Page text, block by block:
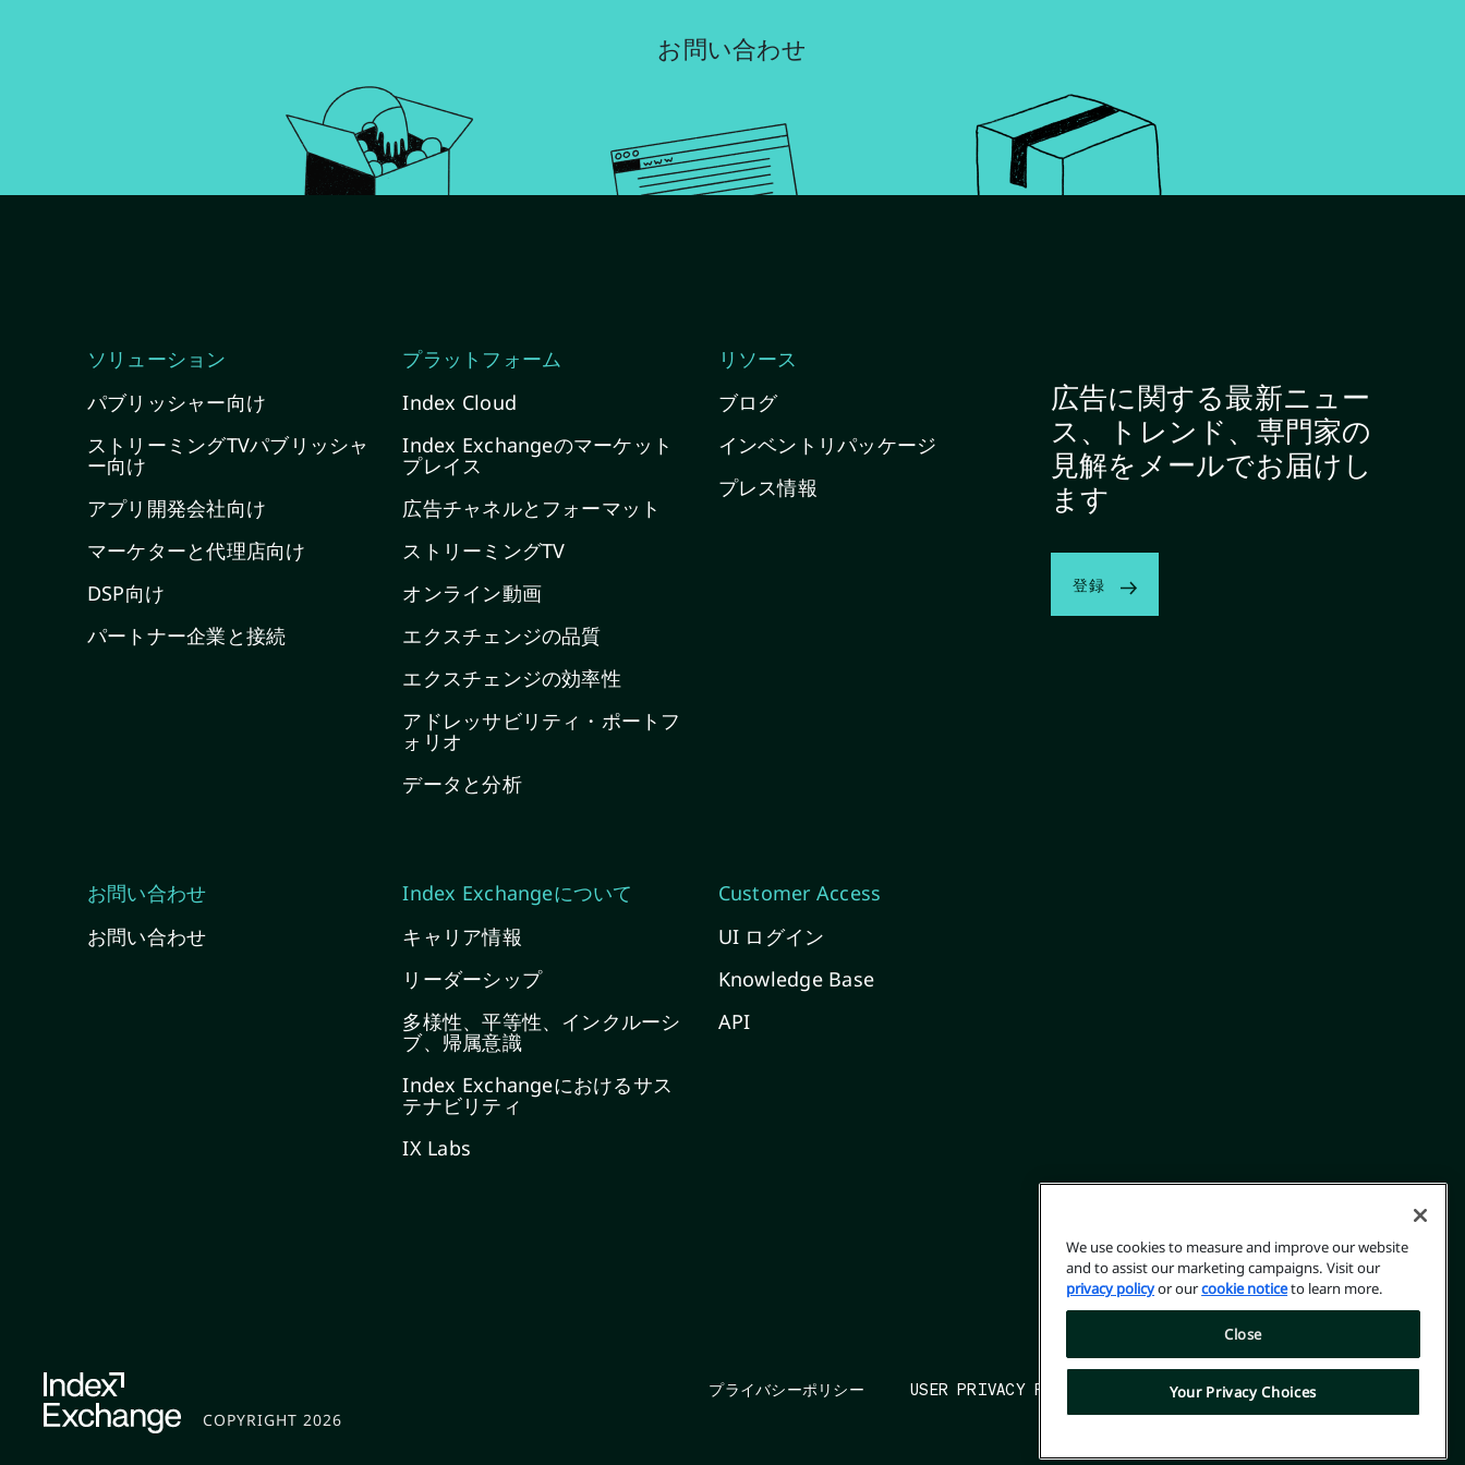
お問い合わせ
ソリューション
パブリッシャー向け
ストリーミングTVパブリッシャ
ー向け
アプリ開発会社向け
マーケターと代理店向け
DSP向け
パートナー企業と接続
プラットフォーム
Index Cloud
Index Exchangeのマーケット
プレイス
広告チャネルとフォーマット
ストリーミングTV
オンライン動画
エクスチェンジの品質
エクスチェンジの効率性
アドレッサビリティ・ポートフ
ォリオ
データと分析
リソース
ブログ
インベントリパッケージ
プレス情報
お問い合わせ
お問い合わせ
Index Exchangeについて
キャリア情報
リーダーシップ
多様性、平等性、インクルーシ
ブ、帰属意識
Index Exchangeにおけるサス
テナビリティ
IX Labs
Customer Access
UI ログイン
Knowledge Base
API
広告に関する最新ニュー
ス、トレンド、専門家の
見解をメールでお届けし
ます
登録
COPYRIGHT 2026
プライバシーポリシー USER PRIVACY RIGHTS FORM TERMS OF USE
We use cookies to measure and improve our website
and to assist our marketing campaigns. Visit our
privacy policyor ourcookie noticeto learn more.
Close
Your Privacy Choices